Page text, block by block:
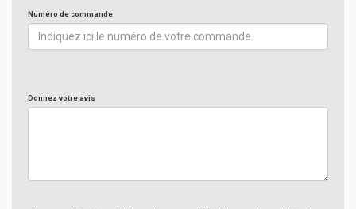
Numéro de commande
Donnez votre avis